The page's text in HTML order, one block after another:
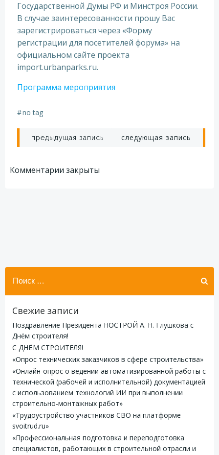
Государственной Думы РФ и Минстроя России.
В случае заинтересованности прошу Вас
зарегистрироваться через «Форму
регистрации для посетителей форума» на
официальном сайте проекта
import.urbanparks.ru.
Программа мероприятия
#no tag
Навигация
по
предыдущая запись
Навигация
следующая запись
Комментарии закрыты
Найти:
Свежие записи
Поздравление Президента НОСТРОЙ А. Н. Глушкова с
Днём строителя!
С ДНЁМ СТРОИТЕЛЯ!
«Опрос технических заказчиков в сфере строительства»
«Онлайн-опрос о ведении автоматизированной работы с
технической (рабочей и исполнительной) документацией
с использованием технологий ИИ при выполнении
строительно-монтажных работ»
«Трудоустройство участников СВО на платформе
svoitrud.ru»
«Профессиональная подготовка и переподготовка
специалистов, работающих в строительной отрасли и